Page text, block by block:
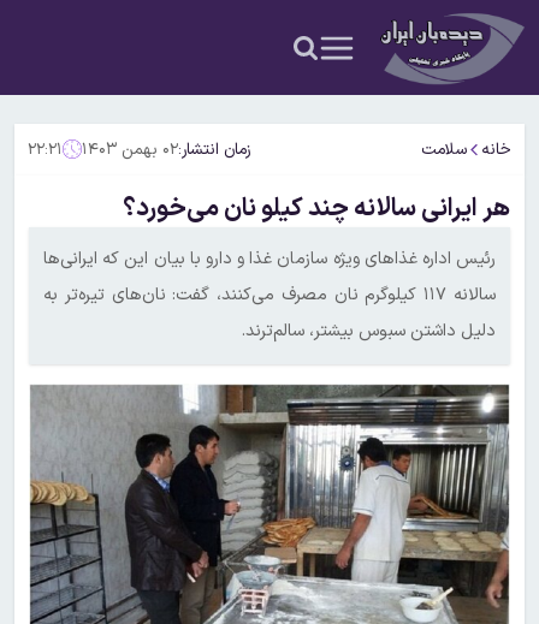
خانه سلامت زمان انتشار:۰۲ بهمن ۱۴۰۳ ۲۲:۲۱
هر ایرانی سالانه چند کیلو نان می‌خورد؟
رئیس اداره غذاهای ویژه سازمان غذا و دارو با بیان این که ایرانی‌ها
سالانه ۱۱۷ کیلوگرم نان مصرف می‌کنند، گفت: نان‌های تیره‌تر به
دلیل داشتن سبوس بیشتر، سالم‌ترند.